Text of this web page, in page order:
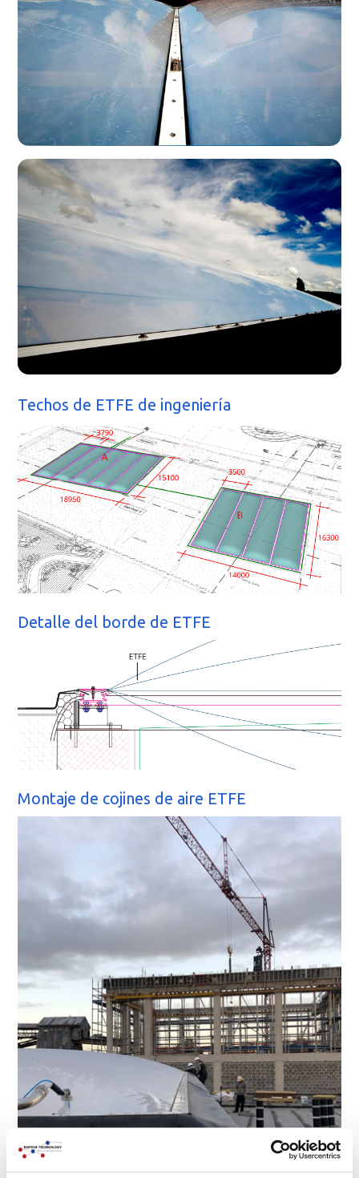
Techos de ETFE de ingeniería
Detalle del borde de ETFE
Montaje de cojines de aire ETFE